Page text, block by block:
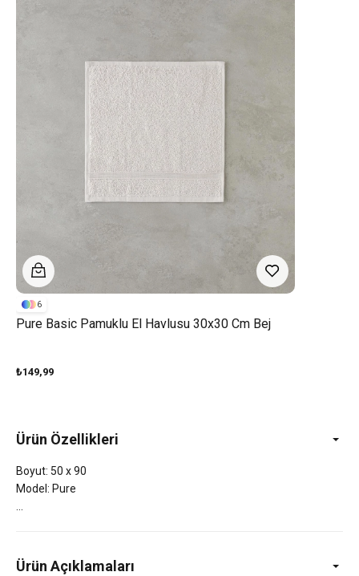
Pure Basic Pamuklu El Havlusu 30x30 Cm Bej
₺149,99
6
Ürün Özellikleri
Boyut: 50 x 90
Model: Pure
Ürün Açıklamaları